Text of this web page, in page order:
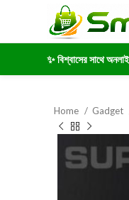
✨ বিশ্বাসের সাথে
Home Gadget